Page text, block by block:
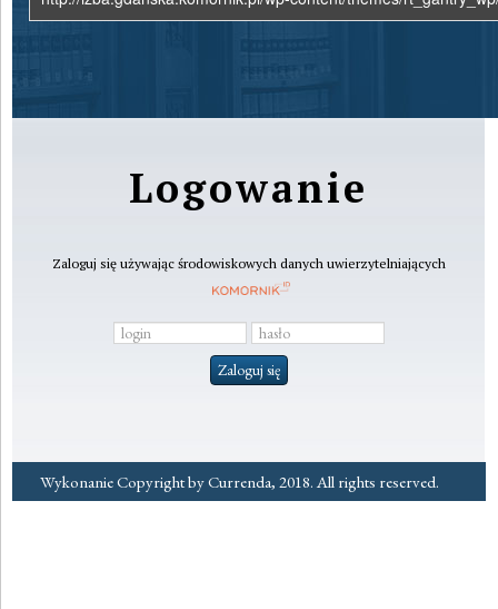
Logowanie
Zaloguj się używając środowiskowych danych uwierzytelniających
Wykonanie Copyright by Currenda, 2018. All rights reserved.